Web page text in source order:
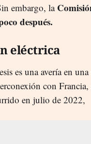
embargo, la
después.
eléctrica
es una avería en una
con Francia,
en julio de 2022,